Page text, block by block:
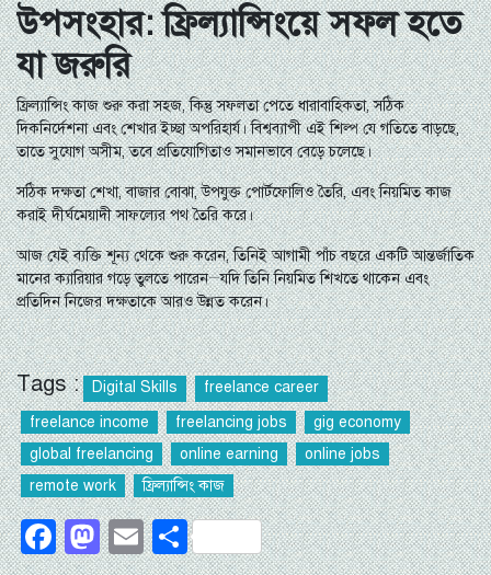
উপসংহার: ফ্রিল্যান্সিংয়ে সফল হতে
যা জরুরি
ফ্রিল্যান্সিং কাজ শুরু করা সহজ, কিন্তু সফলতা পেতে ধারাবাহিকতা, সঠিক
দিকনির্দেশনা এবং শেখার ইচ্ছা অপরিহার্য। বিশ্বব্যাপী এই শিল্প যে গতিতে বাড়ছে,
তাতে সুযোগ অসীম, তবে প্রতিযোগিতাও সমানভাবে বেড়ে চলেছে।
সঠিক দক্ষতা শেখা, বাজার বোঝা, উপযুক্ত পোর্টফোলিও তৈরি, এবং নিয়মিত কাজ
করাই দীর্ঘমেয়াদী সাফল্যের পথ তৈরি করে।
আজ যেই ব্যক্তি শূন্য থেকে শুরু করেন, তিনিই আগামী পাঁচ বছরে একটি আন্তর্জাতিক
মানের ক্যারিয়ার গড়ে তুলতে পারেন—যদি তিনি নিয়মিত শিখতে থাকেন এবং
প্রতিদিন নিজের দক্ষতাকে আরও উন্নত করেন।
Tags : Digital Skills
freelance career
freelance income
freelancing jobs
gig economy
global freelancing
online earning
online jobs
remote work
ফ্রিল্যান্সিং কাজ
Facebook
Mastodon
EmailShare